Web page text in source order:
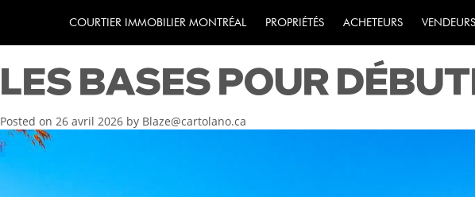
COURTIER IMMOBILIER MONTRÉAL PROPRIÉTÉS ACHETEURS VENDEURS
INVESTISSEMENT
LES BASES POUR
Posted on 26 avril 2026 by Blaze@cartolano.ca